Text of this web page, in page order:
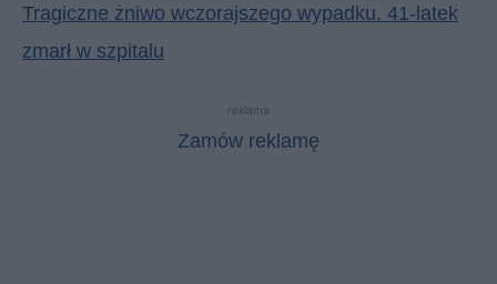
Tragiczne żniwo wczorajszego wypadku. 41-latek
zmarł w szpitalu
reklama
Zamów reklamę